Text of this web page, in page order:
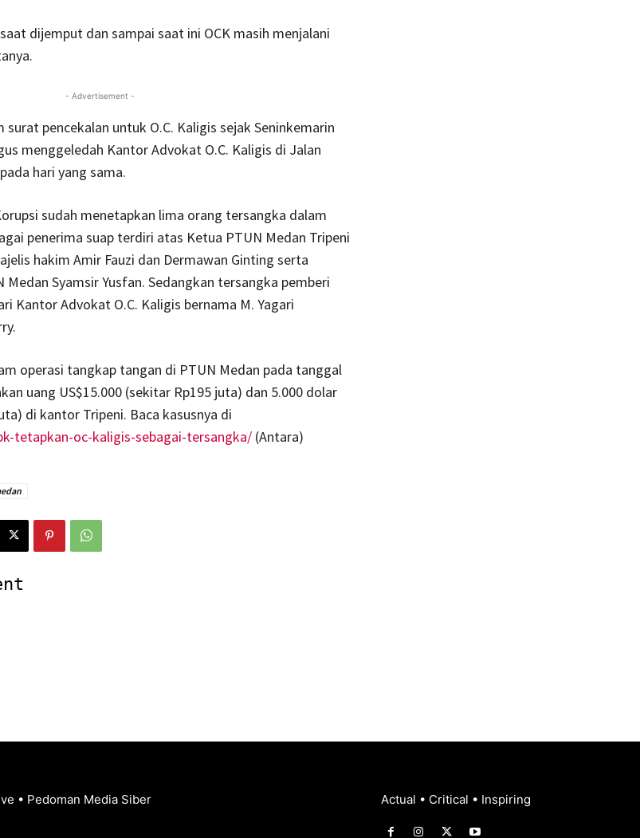
dijemput dan sampai saat ini OCK masih menjalani
- Advertisement -
surat pencekalan untuk O.C. Kaligis sejak Seninkemarin
menggeledah Kantor Advokat O.C. Kaligis di Jalan
hari yang sama.
sudah menetapkan lima orang tersangka dalam
penerima suap terdiri atas Ketua PTUN Medan Tripeni
hakim Amir Fauzi dan Dermawan Ginting serta
Syamsir Yusfan. Sedangkan tersangka pemberi
Kantor Advokat O.C. Kaligis bernama M. Yagari
operasi tangkap tangan di PTUN Medan pada tanggal
uang US$15.000 (sekitar Rp195 juta) dan 5.000 dolar
di kantor Tripeni. Baca kasusnya di
tetapkan-oc-kaligis-sebagai-tersangka/(Antara)
• Pedoman Media Siber Actual • Critical • Inspiring